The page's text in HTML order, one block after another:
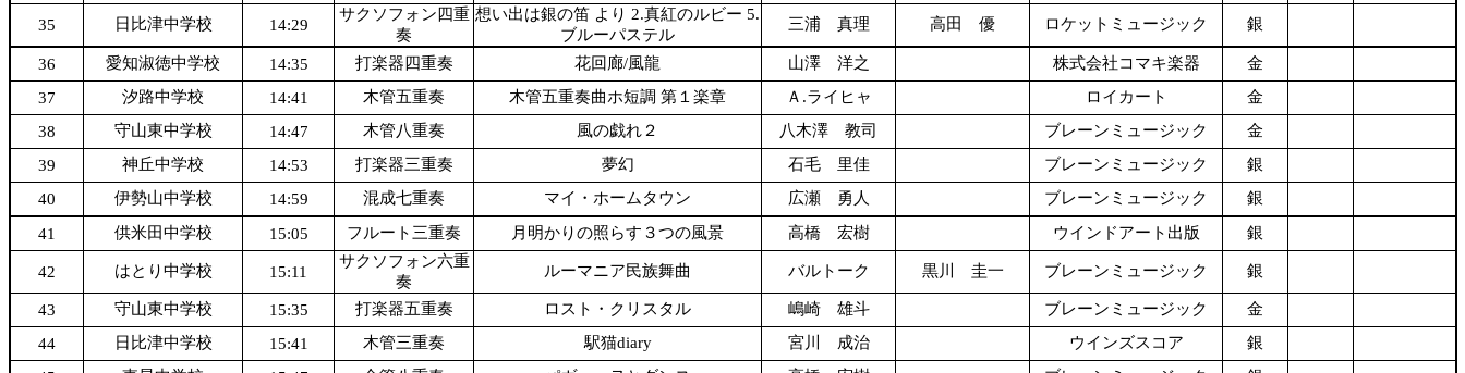
35 日比津中学校 14:29
サクソフォン四重
奏
想い出は銀の笛 より 2.真紅のルビー 5.
ブルーパステル
三浦 真理 高田 優 ロケットミュージック 銀
36 愛知淑徳中学校 14:35 打楽器四重奏 花回廊/風龍 山澤 洋之 株式会社コマキ楽器
金
37
汐路中学校 14:41 木管五重奏 木管五重奏曲ホ短調 第１楽章 Ａ.ライヒャ ロイカート
金
38
守山東中学校 14:47 木管八重奏 風の戯れ２ 八木澤 教司 ブレーンミュージック
金
39
神丘中学校 14:53 打楽器三重奏 夢幻 石毛 里佳 ブレーンミュージック
銀
40
伊勢山中学校 14:59 混成七重奏 マイ・ホームタウン 広瀬 勇人 ブレーンミュージック 銀
41 供米田中学校 15:05 フルート三重奏 月明かりの照らす３つの風景 高橋 宏樹 ウインドアート出版 銀
42 はとり中学校 15:11
サクソフォン六重
奏
ルーマニア民族舞曲 バルトーク 黒川 圭一 ブレーンミュージック 銀
43 守山東中学校 15:35 打楽器五重奏 ロスト・クリスタル 嶋崎 雄斗 ブレーンミュージック
金
44
日比津中学校 15:41 木管三重奏 駅猫diary 宮川 成治 ウインズスコア
銀